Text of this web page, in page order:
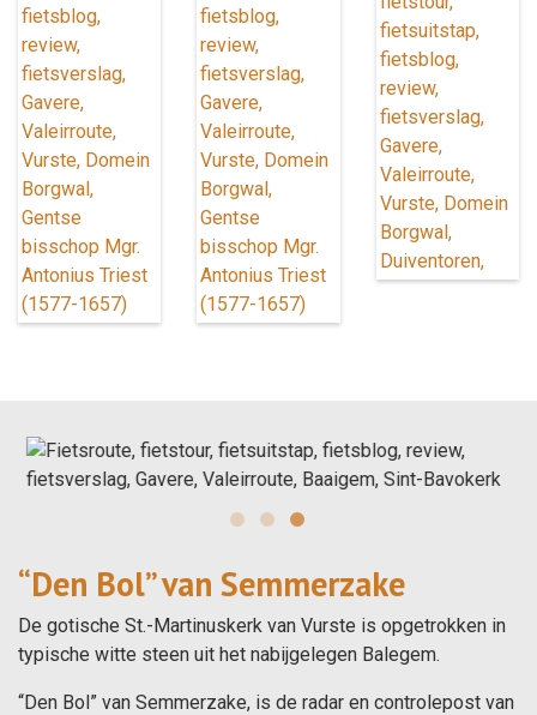
“Den Bol” van Semmerzake
De gotische St.-Martinuskerk van Vurste is opgetrokken in
typische witte steen uit het nabijgelegen Balegem.
“Den Bol” van Semmerzake, is de radar en controlepost van